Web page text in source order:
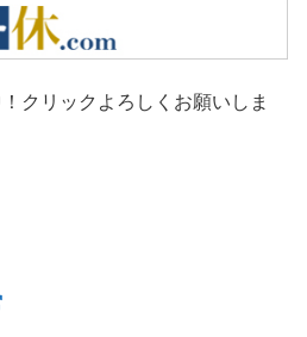
クリックよろしくお願いしま